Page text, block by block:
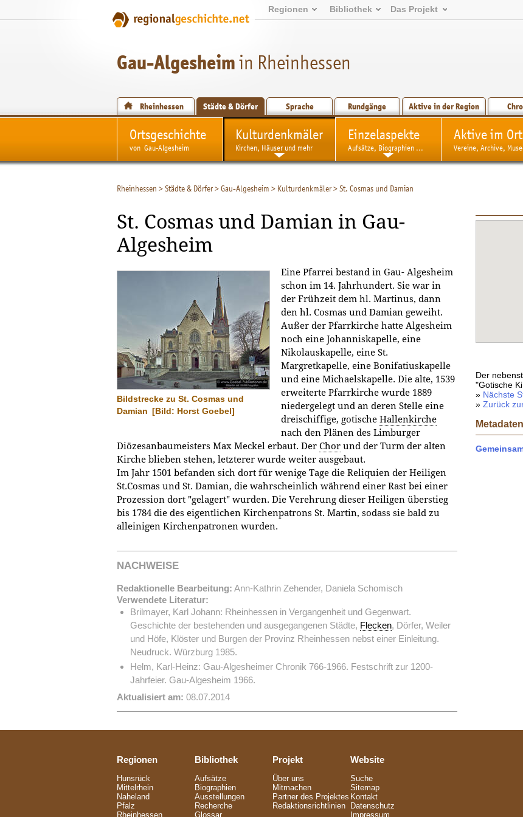
Regionen Bibliothek Das Projekt
Gau-Algesheimin Rheinhessen
Rheinhessen Städte & Dörfer Sprache Rundgänge Aktive in der Region
Ortsgeschichte
von Gau-Algesheim
Kulturdenkmäler
Kirchen, Häuser und mehr
Einzelaspekte
Aufsätze, Biographien ...
Aktive im Ort
Vereine, Archive,
Rheinhessen >Städte & Dörfer>Gau-Algesheim > Kulturdenkmäler>St. Cosmas und Damian
St. Cosmas und Damian in Gau-
Algesheim
Bildstrecke zu St. Cosmas und
Damian [Bild: Horst Goebel]
Eine Pfarrei bestand in Gau- Algesheim
schon im 14. Jahrhundert. Sie war in
der Frühzeit dem hl. Martinus, dann
den hl. Cosmas und Damian geweiht.
Außer der Pfarrkirche hatte Algesheim
noch eine Johanniskapelle, eine
Nikolauskapelle, eine St.
Margretkapelle, eine Bonifatiuskapelle
und eine Michaelskapelle. Die alte, 1539
erweiterte Pfarrkirche wurde 1889
niedergelegt und an deren Stelle eine
dreischiffige, gotische Hallenkirche
nach den Plänen des Limburger
Diözesanbaumeisters Max Meckel erbaut. Der Chor und der Turm der alten
Kirche blieben stehen, letzterer wurde weiter ausgebaut.
Im Jahr 1501 befanden sich dort für wenige Tage die Reliquien der Heiligen
St.Cosmas und St. Damian, die wahrscheinlich während einer Rast bei einer
Prozession dort "gelagert" wurden. Die Verehrung dieser Heiligen überstieg
bis 1784 die des eigentlichen Kirchenpatrons St. Martin, sodass sie bald zu
alleinigen Kirchenpatronen wurden.
NACHWEISE
Redaktionelle Bearbeitung: Ann-Kathrin Zehender, Daniela Schomisch
Verwendete Literatur:
Brilmayer, Karl Johann: Rheinhessen in Vergangenheit und Gegenwart.
Geschichte der bestehenden und ausgegangenen Städte, Flecken, Dörfer, Weiler
und Höfe, Klöster und Burgen der Provinz Rheinhessen nebst einer Einleitung.
Neudruck. Würzburg 1985.
Helm, Karl-Heinz: Gau-Algesheimer Chronik 766-1966. Festschrift zur 1200-
Jahrfeier. Gau-Algesheim 1966.
Aktualisiert am: 08.07.2014
Der
"Gotische
» Nächste
»Zurück
Regionen
Hunsrück
Mittelrhein
Naheland
Pfalz
Rheinhessen
Bibliothek
Aufsätze
Biographien
Ausstellungen
Recherche
Glossar
Projekt
Über uns
Mitmachen
Partner des Projektes
Redaktionsrichtlinien
Website
Suche
Sitemap
Kontakt
Datenschutz
Impressum